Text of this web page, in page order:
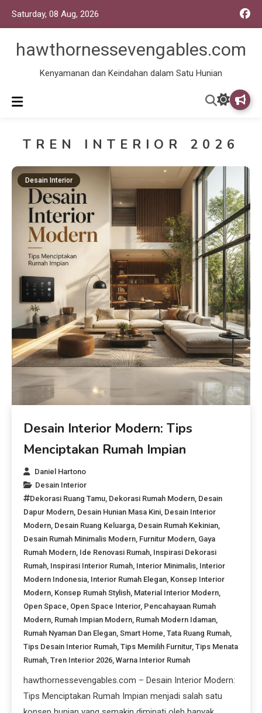
Saturday, 08 Aug, 2026
hawthornessevengables.com
Kenyamanan dan Keindahan dalam Satu Hunian
TREN INTERIOR 2026
Desain Interior
Desain Interior Modern: Tips
Menciptakan Rumah Impian
Daniel Hartono
Desain Interior
Dekorasi Ruang Tamu, Dekorasi Rumah Modern, Desain
Dapur Modern, Desain Hunian Masa Kini, Desain Interior
Modern, Desain Ruang Keluarga, Desain Rumah Kekinian,
Desain Rumah Minimalis Modern, Furnitur Modern, Gaya
Rumah Modern, Ide Renovasi Rumah, Inspirasi Dekorasi
Rumah, Inspirasi Interior Rumah, Interior Minimalis, Interior
Modern Indonesia, Interior Rumah Elegan, Konsep Interior
Modern, Konsep Rumah Stylish, Material Interior Modern,
Open Space, Open Space Interior, Pencahayaan Rumah
Modern, Rumah Impian Modern, Rumah Modern Idaman,
Rumah Nyaman Dan Elegan,Smart Home,Tata Ruang Rumah,
Tips Desain Interior Rumah,Tips Memilih Furnitur,Tips Menata
Rumah,Tren Interior 2026,Warna Interior Rumah
hawthornessevengables.com – Desain Interior Modern:
Tips Menciptakan Rumah Impian menjadi salah satu